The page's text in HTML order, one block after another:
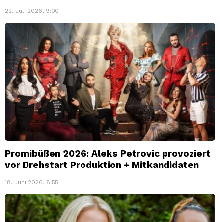
22. Juli 2026, 9:00
Promibüßen 2026: Aleks Petrovic provoziert
vor Drehstart Produktion + Mitkandidaten
18. Juni 2026, 8:55